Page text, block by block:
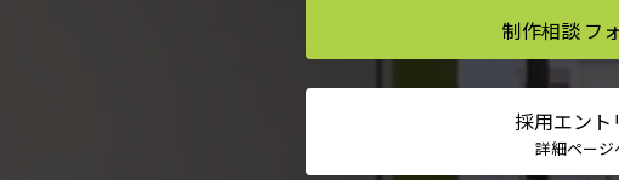
制作相談 フ
採用エント
詳細ページ